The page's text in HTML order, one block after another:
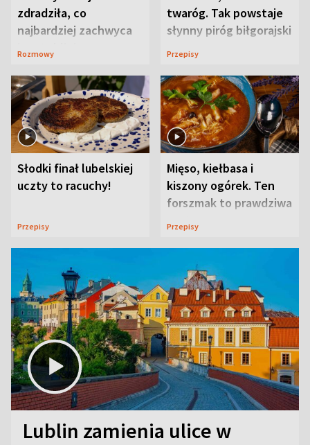
zdradziła, co
najbardziej zachwyca
ją w Lublinie
Rozmowy
twaróg. Tak powstaje
słynny piróg biłgorajski
Przepisy
Słodki finał lubelskiej
uczty to racuchy!
Przepisy
Mięso, kiełbasa i
kiszony ogórek. Ten
forszmak to prawdziwa
uczta
Przepisy
Lublin zamienia ulice w